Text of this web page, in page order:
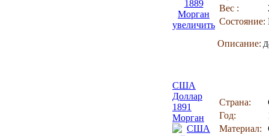
увеличить
Вес :
Состояние:
Описание:
США
Доллар
1891
Морган
Страна:
Год:
Материал: